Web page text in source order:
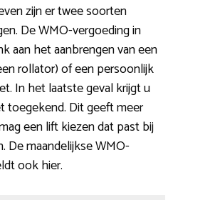
zijn er twee soorten
De WMO-vergoeding in
aan het aanbrengen van een
rollator) of een persoonlijk
In het laatste geval krijgt u
toegekend. Dit geeft meer
een lift kiezen dat past bij
De maandelijkse WMO-
ook hier.